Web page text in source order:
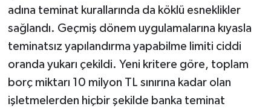
adına teminat kurallarında da köklü esneklikler
sağlandı. Geçmiş dönem uygulamalarına kıyasla
teminatsız yapılandırma yapabilme limiti ciddi
oranda yukarı çekildi. Yeni kritere göre, toplam
borç miktarı 10 milyon TL sınırına kadar olan
işletmelerden hiçbir şekilde banka teminat